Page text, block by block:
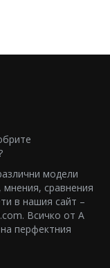
модели
мнения, сравнения
в нашия сайт –
Всичко от А
перфектния